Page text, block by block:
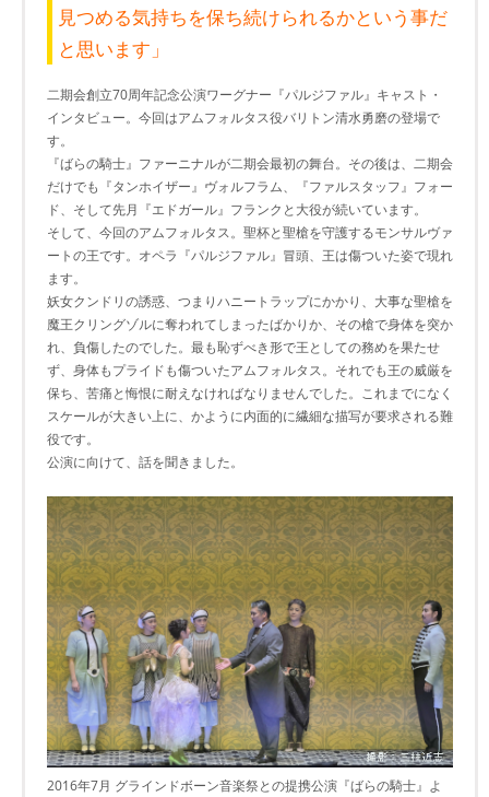
見つめる気持ちを保ち続けられるかという事だ
と思います」
二期会創立70周年記念公演ワーグナー『パルジファル』キャスト・
インタビュー。今回はアムフォルタス役バリトン清水勇磨の登場で
す。
『ばらの騎士』ファーニナルが二期会最初の舞台。その後は、二期会
だけでも『タンホイザー』ヴォルフラム、『ファルスタッフ』フォー
ド、そして先月『エドガール』フランクと大役が続いています。
そして、今回のアムフォルタス。聖杯と聖槍を守護するモンサルヴァ
ートの王です。オペラ『パルジファル』冒頭、王は傷ついた姿で現れ
ます。
妖女クンドリの誘惑、つまりハニートラップにかかり、大事な聖槍を
魔王クリングゾルに奪われてしまったばかりか、その槍で身体を突か
れ、負傷したのでした。最も恥ずべき形で王としての務めを果たせ
ず、身体もプライドも傷ついたアムフォルタス。それでも王の威厳を
保ち、苦痛と悔恨に耐えなければなりませんでした。これまでになく
スケールが大きい上に、かように内面的に繊細な描写が要求される難
役です。
公演に向けて、話を聞きました。
2016年7月 グラインドボーン音楽祭との提携公演『ばらの騎士』よ